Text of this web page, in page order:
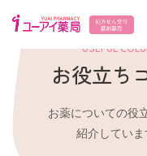
USEFUL
お役立ち
お薬についての役
紹介していま